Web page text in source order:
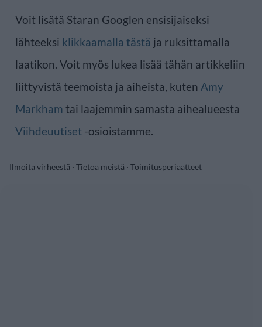
Voit lisätä Staran Googlen ensisijaiseksi
lähteeksi klikkaamalla tästä ja ruksittamalla
laatikon. Voit myös lukea lisää tähän artikkeliin
liittyvistä teemoista ja aiheista, kuten Amy
Markham tai laajemmin samasta aihealueesta
Viihdeuutiset -osioistamme.
Ilmoita virheestä · Tietoa meistä · Toimitusperiaatteet